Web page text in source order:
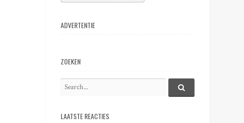
ADVERTENTIE
ZOEKEN
r
S
LAATSTE REACTIES